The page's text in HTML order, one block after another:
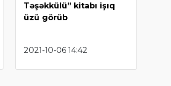
Təşəkkülü” kitabı işıq
üzü görüb
2021-10-06 14:42